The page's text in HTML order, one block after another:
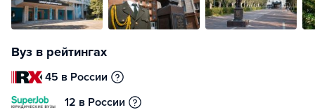
Вуз в рейтингах
45 в России
12 в России